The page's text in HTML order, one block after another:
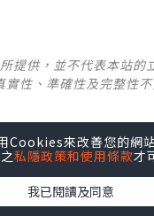
提供，並不代表本站的
實性、準確性及完整性
】
l登記《社群創作有
牌活動 】
來改善您的網
私隱政策和使用條款才
我已閱讀及同意